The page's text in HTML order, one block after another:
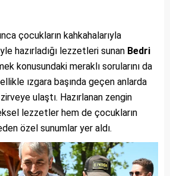
çocukların kahkahalarıyla
hazırladığı lezzetleri sunan Bedri
konusundaki meraklı sorularını da
ızgara başında geçen anlarda
ulaştı. Hazırlanan zengin
lezzetler hem de çocukların
özel sunumlar yer aldı.